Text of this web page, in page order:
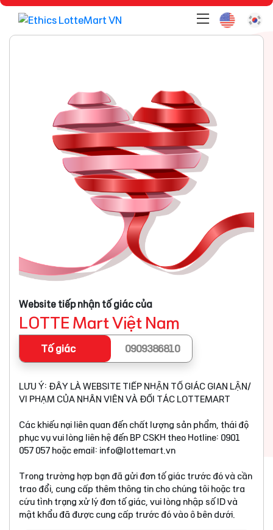
Website tiếp nhận tố giác của
LOTTE Mart Việt Nam
Tố giác 0909386810
LƯU Ý: ĐÂY LÀ WEBSITE TIẾP NHẬN TỐ GIÁC GIAN LẬN/
VI PHẠM CỦA NHÂN VIÊN VÀ ĐỐI TÁC LOTTEMART
Các khiếu nại liên quan đến chất lượng sản phẩm, thái độ
phục vụ vui lòng liên hệ đến BP CSKH theo Hotline: 0901
057 057 hoặc email: info@lottemart.vn
Trong trường hợp bạn đã gửi đơn tố giác trước đó và cần
trao đổi, cung cấp thêm thông tin cho chúng tôi hoặc tra
cứu tình trạng xử lý đơn tố giác, vui lòng nhập số ID và
mật khẩu đã được cung cấp trước đó vào ô bên dưới.